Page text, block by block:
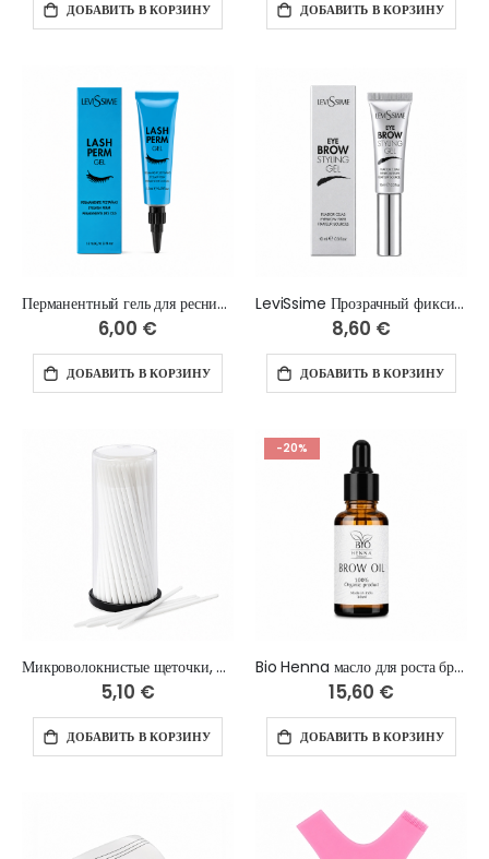
ДОБАВИТЬ В КОРЗИНУ ДОБАВИТЬ В КОРЗИНУ
Перманентный гель для ресниц LeviSsime LASH PERM GEL, 15 мл
6,00 €
ДОБАВИТЬ В КОРЗИНУ
LeviSsime Прозрачный фиксирующий гель для бровей, 10 мл
8,60 €
ДОБАВИТЬ В КОРЗИНУ
Микроволокнистые щеточки, белые , 2.0 мм 100 шт
5,10 €
ДОБАВИТЬ В КОРЗИНУ
-20%
Bio Henna масло для роста бровей, 15 мл
15,60 €
ДОБАВИТЬ В КОРЗИНУ